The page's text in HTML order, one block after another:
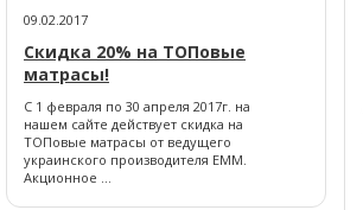
09.02.2017
Скидка 20% на ТОПовые
матрасы!
С 1 февраля по 30 апреля 2017г. на
нашем сайте действует скидка на
ТОПовые матрасы от ведущего
украинского производителя ЕММ.
Акционное ...